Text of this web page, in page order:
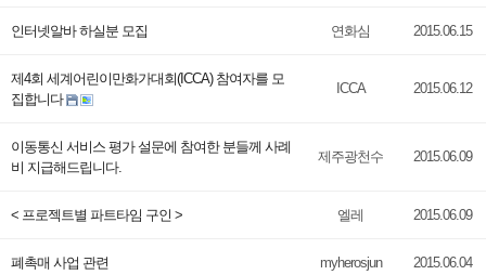
인터넷알바 하실분 모집 연화심 2015.06.15
제4회 세계어린이만화가대회(ICCA) 참여자를 모
집합니다
ICCA 2015.06.12
이동통신 서비스 평가 설문에 참여한 분들께 사례
비 지급해드립니다.
제주광천수 2015.06.09
< 프로젝트별 파트타임 구인 > 엘레 2015.06.09
폐촉매 사업 관련 myherosjun 2015.06.04